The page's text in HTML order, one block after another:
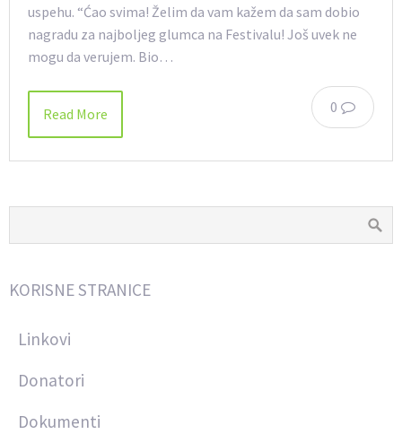
uspehu. “Ćao svima! Želim da vam kažem da sam dobio
nagradu za najboljeg glumca na Festivalu! Još uvek ne
mogu da verujem. Bio…
0
Read More
KORISNE STRANICE
Linkovi
Donatori
Dokumenti